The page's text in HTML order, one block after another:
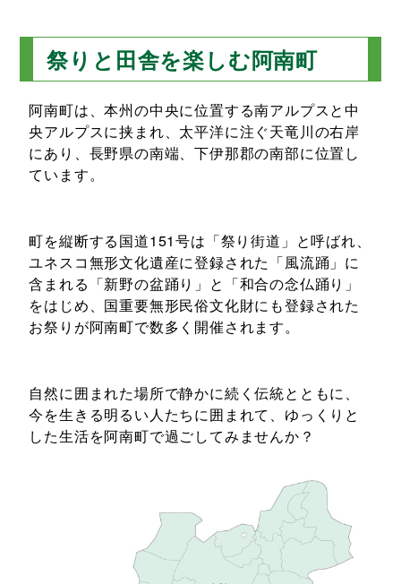
祭りと田舎を楽しむ阿南町
阿南町は、本州の中央に位置する南アルプスと中
央アルプスに挟まれ、太平洋に注ぐ天竜川の右岸
にあり、長野県の南端、下伊那郡の南部に位置し
ています。
町を縦断する国道151号は「祭り街道」と呼ばれ、
ユネスコ無形文化遺産に登録された「風流踊」に
含まれる「新野の盆踊り」と「和合の念仏踊り」
をはじめ、国重要無形民俗文化財にも登録された
お祭りが阿南町で数多く開催されます。
自然に囲まれた場所で静かに続く伝統とともに、
今を生きる明るい人たちに囲まれて、ゆっくりと
した生活を阿南町で過ごしてみませんか？